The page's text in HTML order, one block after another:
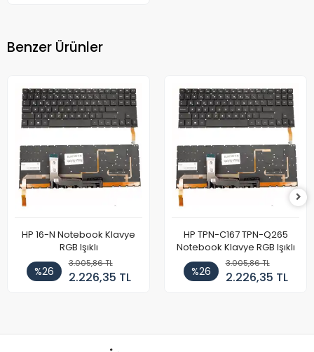
Benzer Ürünler
HP 16-N Notebook Klavye
RGB Işıklı
%26
3.005,86 TL
2.226,35 TL
HP TPN-C167 TPN-Q265
Notebook Klavye RGB Işıklı
%26
3.005,86 TL
2.226,35 TL